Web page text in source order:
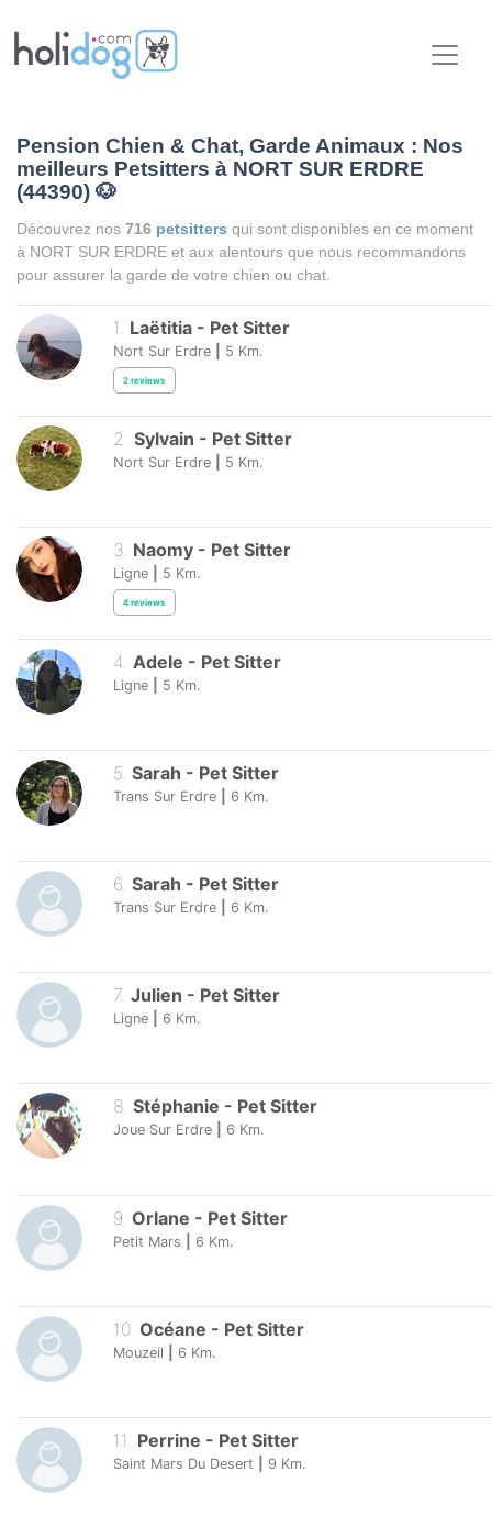
Pension Chien & Chat, Garde Animaux : Nos
meilleurs Petsitters à NORT SUR ERDRE
(44390) 🐶
Découvrez nos 716 petsitters qui sont disponibles en ce moment
à NORT SUR ERDRE et aux alentours que nous recommandons
pour assurer la garde de votre chien ou chat.
1. Laëtitia - Pet Sitter
Nort Sur Erdre 5 Km.
2 reviews
2. Sylvain - Pet Sitter
Nort Sur Erdre 5 Km.
3. Naomy - Pet Sitter
Ligne 5 Km.
4 reviews
4 Adele - Pet Sitter
Ligne 5 Km.
5 Sarah - Pet Sitter
Trans Sur Erdre 6 Km.
6. Sarah - Pet Sitter
Trans Sur Erdre 6 Km.
7. Julien - Pet Sitter
Ligne 6 Km.
8. Stéphanie - Pet Sitter
Joue Sur Erdre 6 Km.
9 Orlane - Pet Sitter
Petit Mars 6 Km.
10. Océane - Pet Sitter
Mouzeil 6 Km.
11 Perrine - Pet Sitter
Saint Mars Du Desert 9 Km.